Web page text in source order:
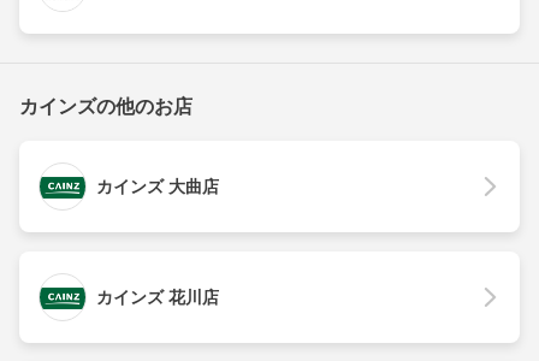
カインズの他のお店
カインズ 大曲店
カインズ 花川店